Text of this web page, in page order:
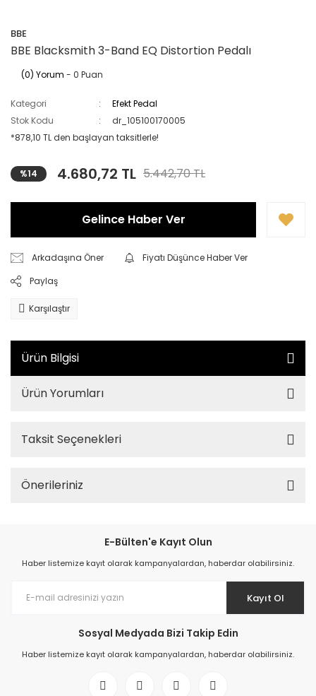
BBE
BBE Blacksmith 3-Band EQ Distortion Pedalı
(0) Yorum - 0 Puan
Kategori
Efekt Pedal
Stok Kodu
dr_105100170005
*878,10 TL den başlayan taksitlerle!
%14 4.680,72 TL 5.442,70 TL
Gelince Haber Ver
Arkadaşına Öner
Fiyatı Düşünce Haber Ver
Paylaş
Karşılaştır
Ürün Bilgisi
Ürün Yorumları
Taksit Seçenekleri
Önerileriniz
E-Bülten'e Kayıt Olun
Haber listemize kayıt olarak kampanyalardan, haberdar olabilirsiniz.
Kayıt Ol
Sosyal Medyada Bizi Takip Edin
Haber listemize kayıt olarak kampanyalardan, haberdar olabilirsiniz.